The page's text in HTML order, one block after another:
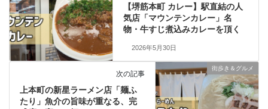
【堺筋本町 カレー】駅直結の人
気店「マウンテンカレー」名
物・牛すじ煮込みカレーを頂く
2026年5月30日
街歩き＆グルメ
次の記事
上本町の新星ラーメン店「麺ふ
たり」魚介の旨味が重なる、完